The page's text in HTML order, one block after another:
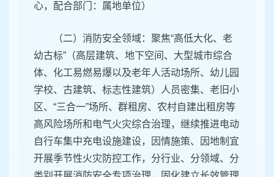
心，配合部门：属地单位）
（二）消防安全领域：聚焦“高低大化、老
幼古标”（高层建筑、地下空间、大型城市综合
体、化工易燃易爆以及老年人活动场所、幼儿园
学校、古建筑、标志性建筑）人员密集、老旧小
区、“三合一”场所、群租房、农村自建出租房等
高风险场所和电气火灾综合治理，继续推进电动
自行车集中充电设施建设，因情施策、因地制宜
开展季节性火灾防控工作，分行业、分领域、分